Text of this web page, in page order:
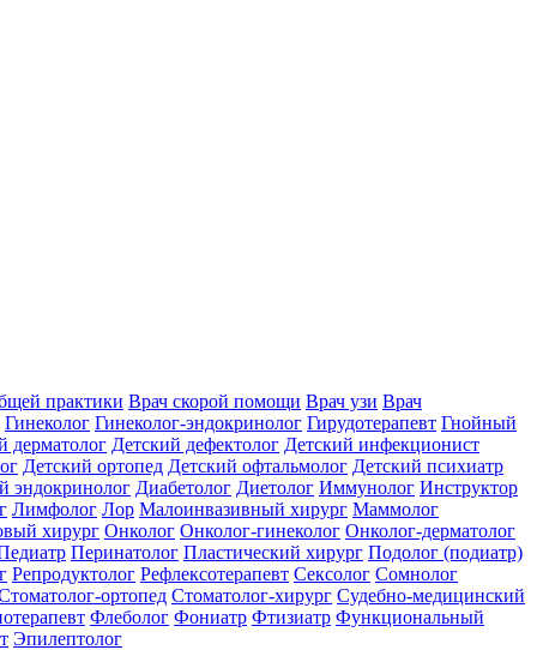
практики Врач скорой помощи Врач узи Врач
Гинеколог Гинеколог-эндокринолог Гирудотерапевт Гнойный
дерматолог Детский дефектолог Детский инфекционист
Детский ортопед Детский офтальмолог Детский психиатр
эндокринолог Диабетолог Диетолог Иммунолог Инструктор
Лимфолог Лор Малоинвазивный хирург Маммолог
хирург Онколог Онколог-гинеколог Онколог-дерматолог
Перинатолог Пластический хирург Подолог (подиатр)
Репродуктолог Рефлексотерапевт Сексолог Сомнолог
ортопед Стоматолог-хирург Судебно-медицинский
Флеболог Фониатр Фтизиатр Функциональный
Эпилептолог